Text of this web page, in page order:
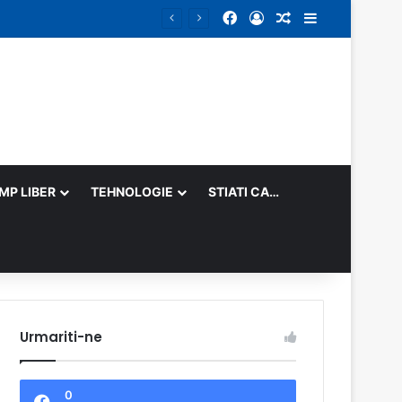
Facebook
Log InRandom Article
LIBER TEHNOLOGIE STIATI CA…
Urmariti-ne
0